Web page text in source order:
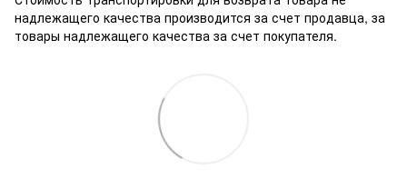
надлежащего качества производится за счет продавца, за
товары надлежащего качества за счет покупателя.